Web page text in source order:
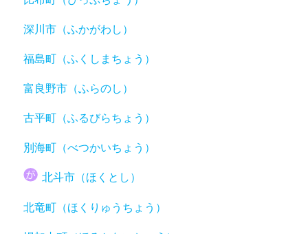
深川市（ふかがわし）
福島町（ふくしまちょう）
富良野市（ふらのし）
古平町（ふるびらちょう）
別海町（べつかいちょう）
北斗市（ほくとし）
北竜町（ほくりゅうちょう）